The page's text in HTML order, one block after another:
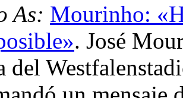
As: Mourinho:
. José
del